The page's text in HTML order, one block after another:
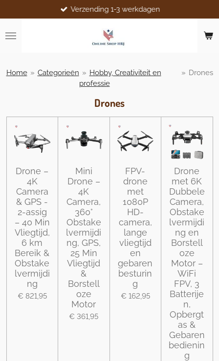
direct
naar
de
Verzending 1-3 werkdagen
Home » Categorieën » Hobby, Creativiteit en
professie
» Drones
Drones
Drone –
4K
Camera
& GPS -
2-assig
– 40 Min
Vliegtijd,
6 km
Bereik &
Obstake
lvermijdi
ng
€ 821,95
Mini
Drone –
4K
Camera,
360°
Obstake
lvermijdi
ng, GPS,
25 Min
Vliegtijd
&
Borstell
oze
Motor
€ 361,95
FPV-
drone
met
1080P
HD-
camera,
lange
vliegtijd
en
gebaren
besturin
g
€ 162,95
Drone
met 6K
Dubbele
Camera,
Obstake
lvermijdi
ng en
Borstell
oze
Motor –
WiFi
FPV, 3
Batterije
n,
Opbergt
as &
Gebaren
bedienin
g